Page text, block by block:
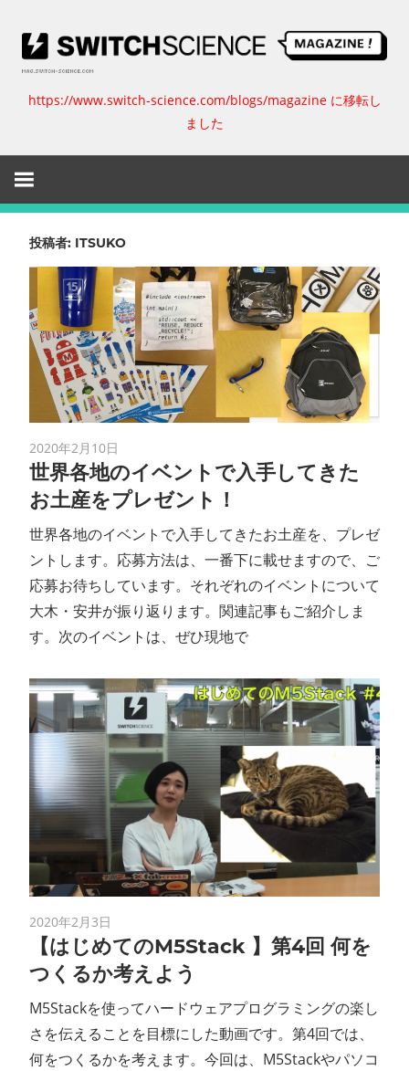
ッ
ス
イ
ッ
サ
イ
エ
ン
ス
マ
ガ
ジ
https://www.switch-science.com/blogs/magazine に移転し
ました
投稿者: ITSUKO
2020年2月10日
世界各地のイベントで入手してきた
お土産をプレゼント！
世界各地のイベントで入手してきたお土産を、プレゼ
ントします。応募方法は、一番下に載せますので、ご
応募お待ちしています。それぞれのイベントについて
大木・安井が振り返ります。関連記事もご紹介しま
す。次のイベントは、ぜひ現地で
2020年2月3日
【はじめてのM5Stack 】第4回 何を
つくるか考えよう
M5Stackを使ってハードウェアプログラミングの楽し
さを伝えることを目標にした動画です。第4回では、
何をつくるかを考えます。今回は、M5Stackやパソコ